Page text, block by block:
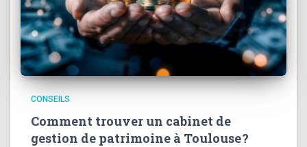
CONSEILS
Comment trouver un cabinet de
gestion de patrimoine à Toulouse ?